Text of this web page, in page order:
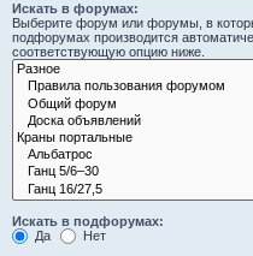
Искать в форумах:
Выберите форум или форумы, в
подфорумах производится
соответствующую опцию ниже.
Искать в подфорумах:
Да
Нет